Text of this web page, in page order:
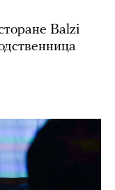
Balzi